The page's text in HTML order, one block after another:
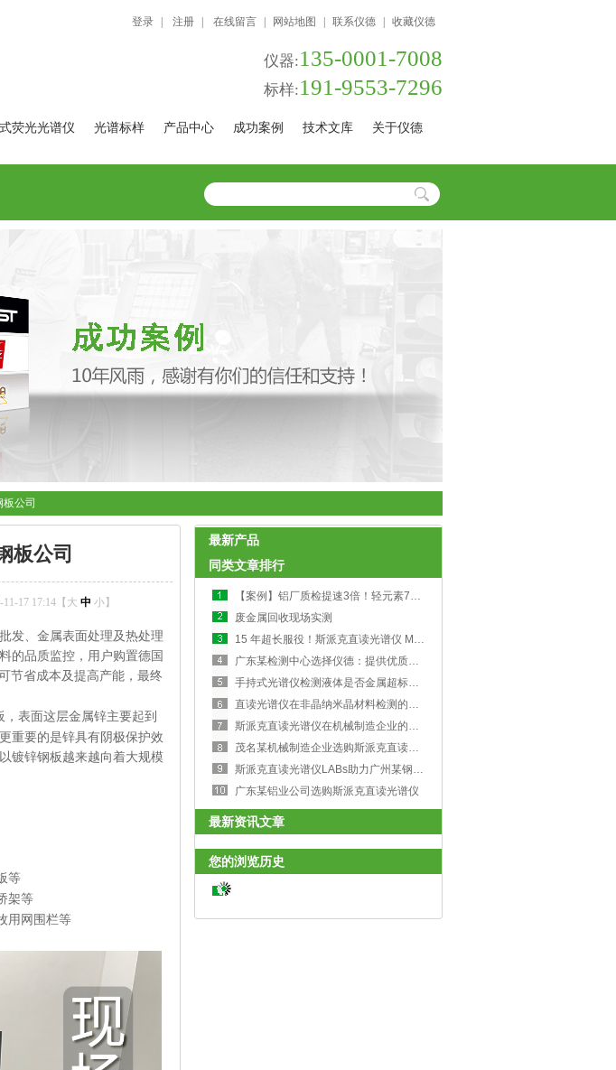
登录 注册 在线留言 网站地图 联系仪德 收藏仪德
仪器:135-0001-7008
标样:191-9553-7296
荧光光谱仪 光谱标样 产品中心 成功案例 技术文库 关于仪德
公司
板公司
17 17:14【 大 中 小】
发、金属表面处理及热处理
的品质监控，用户购置德国
节省成本及提高产能，最终
表面这层金属锌主要起到
重要的是锌具有阴极保护效
镀锌钢板 越来越向着大规模
等
架等
用网围栏等
最新产品
同类文章排行
【案例】铝厂质检提速3倍！轻元素7秒快检如何避免千吨废料？
废金属回收现场实测
15 年超长服役！斯派克直读光谱仪 MAXx，突破 10 年使用年限的科技奇迹
广东某检测中心选择仪德：提供优质仪器与专业售后服务
手持式光谱仪检测液体是否金属超标【成功案例】
直读光谱仪在非晶纳米晶材料检测的应用案例
斯派克直读光谱仪在机械制造企业的应用
茂名某机械制造企业选购斯派克直读光谱仪LABs
斯派克直读光谱仪LABs助力广州某钢板公司
广东某铝业公司选购斯派克直读光谱仪
最新资讯文章
您的浏览历史